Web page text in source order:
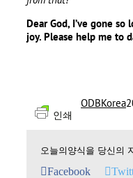
Dear God, I’ve gone so
joy. Please help me to
인쇄
ODBKorea
오늘의양식을 당신의
Facebook